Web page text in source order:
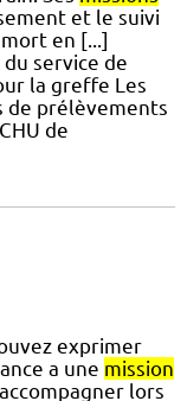
et le suivi
en [...]
service de
la greffe Les
de prélèvements
de
exprimer
a une mission
lors